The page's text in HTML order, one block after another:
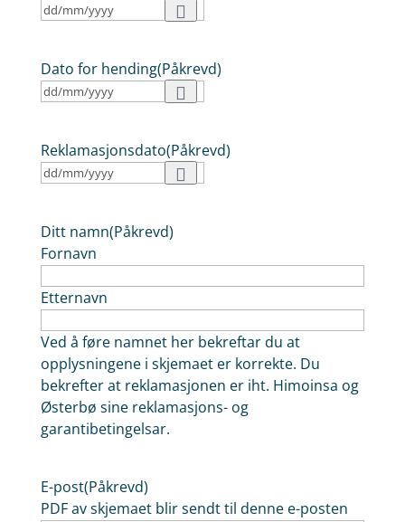
Dato for hending(Påkrevd)
Reklamasjonsdato(Påkrevd)
Ditt namn(Påkrevd)
Fornavn
Etternavn
Ved å føre namnet her bekreftar du at
opplysningene i skjemaet er korrekte. Du
bekrefter at reklamasjonen er iht. Himoinsa og
Østerbø sine reklamasjons- og
garantibetingelsar.
E-post(Påkrevd)
PDF av skjemaet blir sendt til denne e-posten